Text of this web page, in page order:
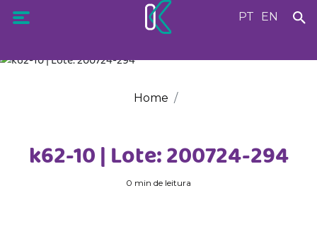
PT EN
Home
k62-10 | Lote: 200724-294
0 min de leitura